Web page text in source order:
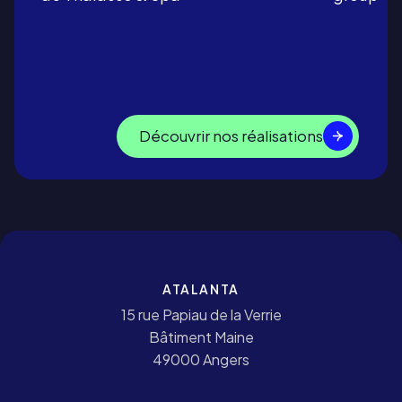
Découvrir nos réalisations
ATALANTA
15 rue Papiau de la Verrie
Bâtiment Maine
49000 Angers